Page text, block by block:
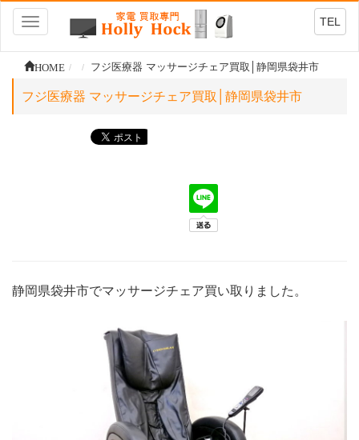
Toggle
navigation
TEL
HOME フジ医療器 マッサージチェア買取│静岡県袋井市
フジ医療器 マッサージチェア買取│静岡県袋井市
静岡県袋井市でマッサージチェア買い取りました。